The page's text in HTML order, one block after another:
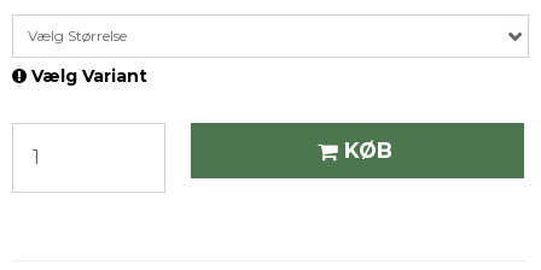
Vælg Størrelse
Vælg Variant
KØB